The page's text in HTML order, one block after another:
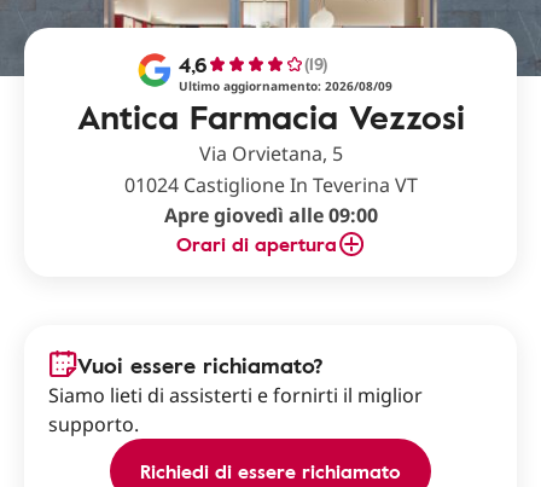
Antica Farmacia Vezzosi
4,6 (19)
Ultimo aggiornamento: 2026/08/09
Via Orvietana, 5
01024 Castiglione In Teverina VT
Apre giovedì alle 09:00
Orari di apertura
Vuoi essere richiamato?
Siamo lieti di assisterti e fornirti il miglior
supporto.
Richiedi di essere richiamato